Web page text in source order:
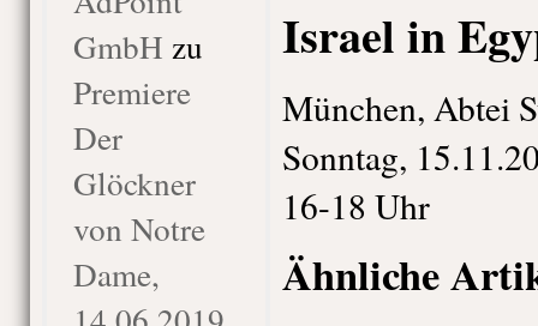
GmbH zu
Premiere
Der
Glöckner
von Notre
Dame,
Israel in
München, Abtei
Sonntag,
16-18 Uhr
Ähnliche